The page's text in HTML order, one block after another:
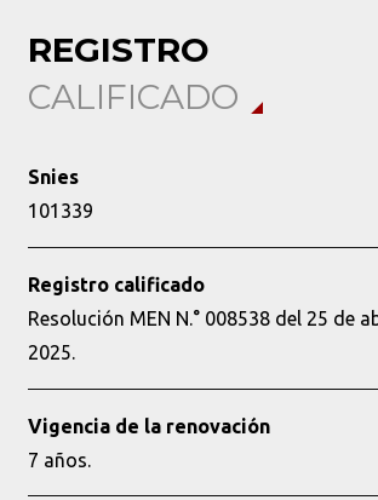
REGISTRO
CALIFICADO
Snies
101339
Registro calificado
Resolución MEN N.° 008538 del 25 de
2025.
Vigencia de la renovación
7 años.